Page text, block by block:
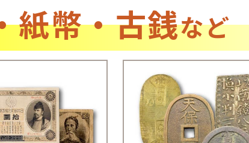
紙幣・古銭など